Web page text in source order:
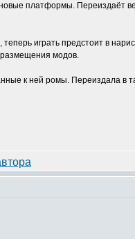
платформы. Переиздаёт
играть предстоит в
размещения модов.
к ней ромы. Переиздала в